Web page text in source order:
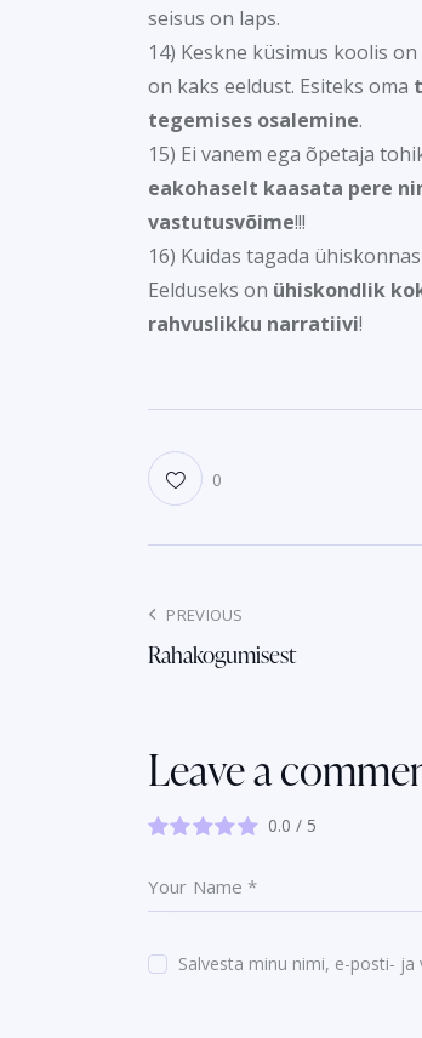
seisus on laps.
14) Keskne küsimus koolis on
on kaks eeldust. Esiteks oma
tegemises osalemine.
15) Ei vanem ega õpetaja
eakohaselt kaasata pere
vastutusvõime!!!
16) Kuidas tagada
Eelduseks on ühiskondlik
rahvuslikku narratiivi!
0
PREVIOUS
Rahakogumisest
Leave a
0.0 / 5
Salvesta minu nimi, e-posti-